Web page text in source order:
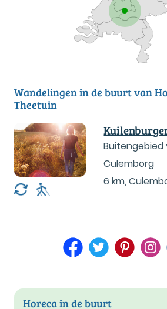
Wandelingen in de buurt van
Theetuin
Buitengebied
Culemborg
6 km,
Horeca in de buurt